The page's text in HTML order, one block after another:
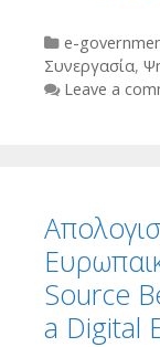
Categories
e-
Συνεργασία,
Leave a
Source
a Digital